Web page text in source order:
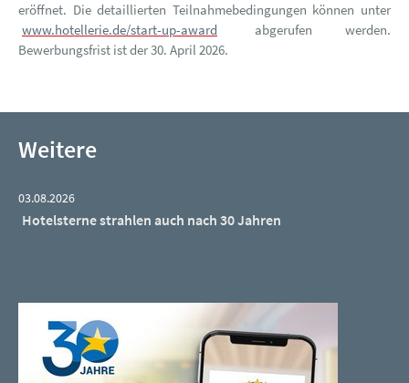
eröffnet. Die detaillierten Teilnahmebedingungen können unter
www.hotellerie.de/start-up-award
abgerufen werden.
Bewerbungsfrist ist der 30. April 2026.
Weitere
03.08.2026
Hotelsterne strahlen auch nach 30 Jahren